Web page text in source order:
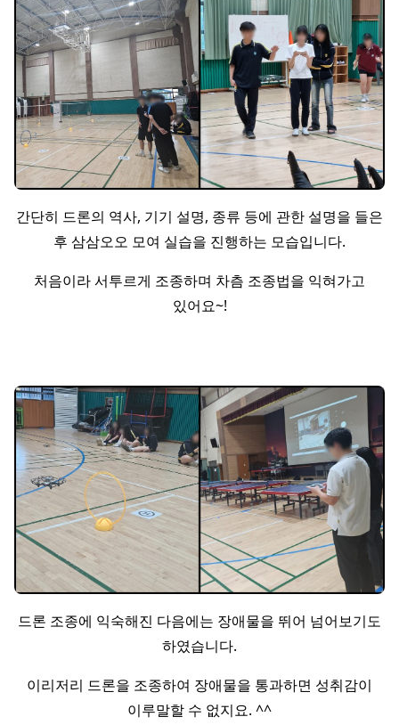
간단히 드론의 역사, 기기 설명, 종류 등에 관한 설명을 들은
후 삼삼오오 모여 실습을 진행하는 모습입니다.
처음이라 서투르게 조종하며 차츰 조종법을 익혀가고
있어요~!
드론 조종에 익숙해진 다음에는 장애물을 뛰어 넘어보기도
하였습니다.
이리저리 드론을 조종하여 장애물을 통과하면 성취감이
이루말할 수 없지요. ^^